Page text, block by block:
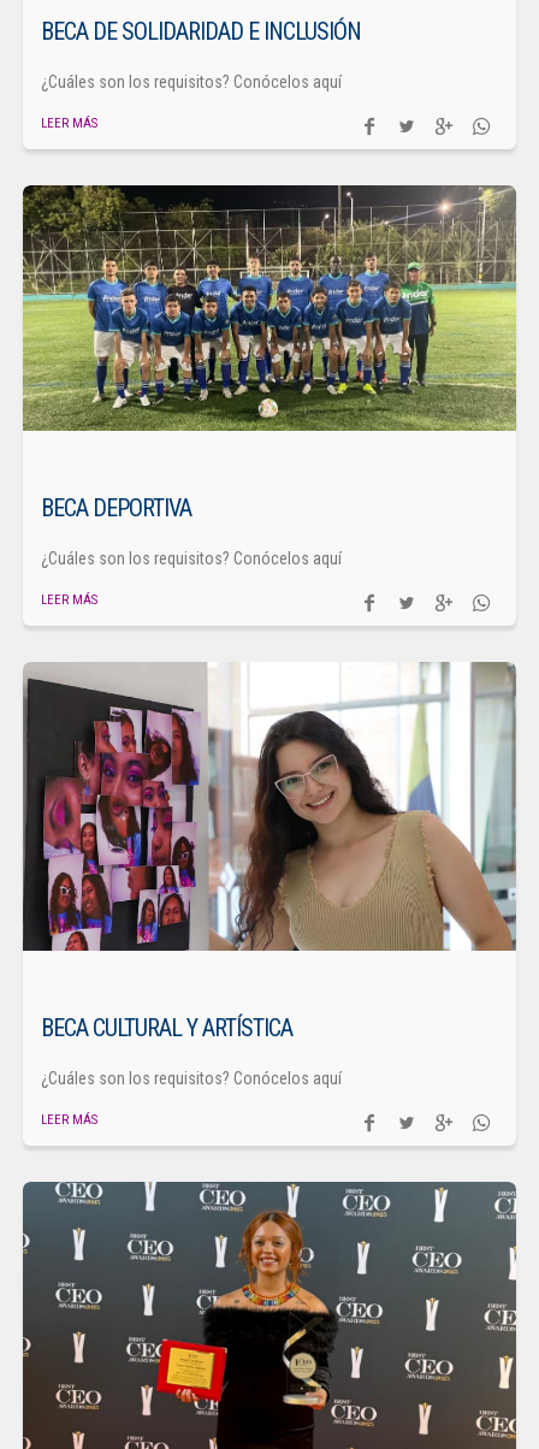
BECA DE SOLIDARIDAD E INCLUSIÓN
¿Cuáles son los requisitos? Conócelos aquí
LEER MÁS
BECA DEPORTIVA
¿Cuáles son los requisitos? Conócelos aquí
LEER MÁS
BECA CULTURAL Y ARTÍSTICA
¿Cuáles son los requisitos? Conócelos aquí
LEER MÁS